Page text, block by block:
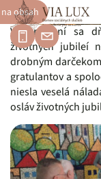
obsah
Oslava
V zariadení sa
životných jubileí
drobným
gratulantov a
niesla veselá
osláv životných